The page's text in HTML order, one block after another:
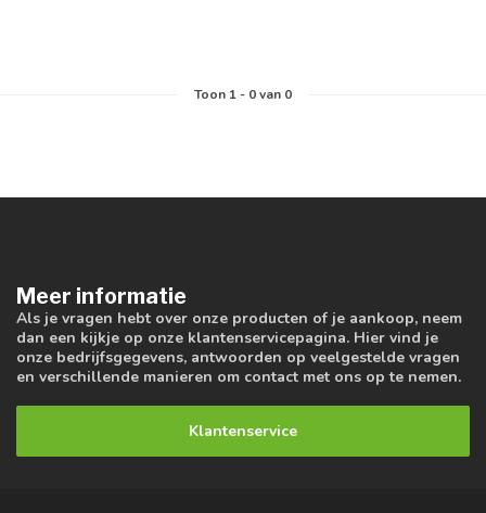
Toon 1- 0van 0
Meer informatie
Als je vragen hebt over onze producten of je aankoop, neem
dan een kijkje op onze klantenservicepagina. Hier vind je
onze bedrijfsgegevens, antwoorden op veelgestelde vragen
en verschillende manieren om contact met ons op te nemen.
Klantenservice